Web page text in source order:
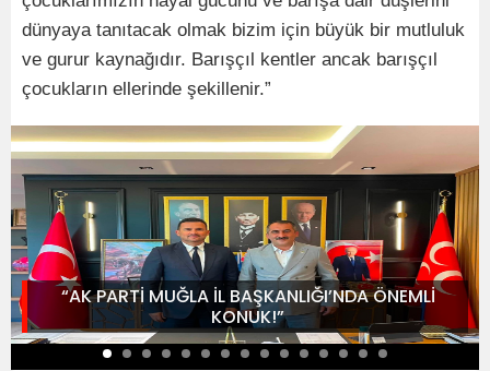
dünyaya tanıtacak olmak bizim için büyük bir mutluluk
ve gurur kaynağıdır. Barışçıl kentler ancak barışçıl
çocukların ellerinde şekillenir.”
“AK PARTİ MUĞLA İL BAŞKANLIĞI’NDA ÖNEMLİ
KONUK!”